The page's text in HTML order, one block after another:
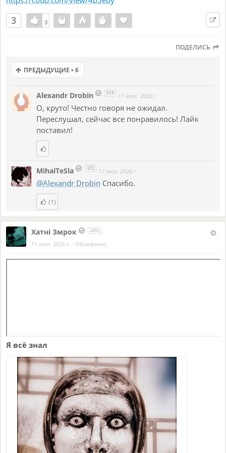
3 3
3
ПОДЕЛИСЬ
ПРЕДЫДУЩИЕ • 6
Alexandr Drobin 919 17 июл. 2026 г.
О, круто! Честно говоря не ожидал.
Переслушал, сейчас все понравилось! Лайк
поставил!
MihaiTeSla 372 17 июл. 2026 г.
@Alexandr Drobin Спасибо.
(1)
Хатнi Змрок 2492
11 июл. 2026 г. · Обновлено
Я всё знал